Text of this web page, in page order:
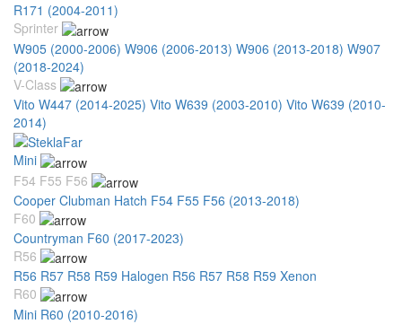
R171 (2004-2011)
Sprinter
W905 (2000-2006) W906 (2006-2013) W906 (2013-2018) W907
(2018-2024)
V-Class
Vito W447 (2014-2025) Vito W639 (2003-2010) Vito W639 (2010-
2014)
Mini
F54 F55 F56
Cooper Clubman Hatch F54 F55 F56 (2013-2018)
F60
Countryman F60 (2017-2023)
R56
R56 R57 R58 R59 Halogen R56 R57 R58 R59 Xenon
R60
Mini R60 (2010-2016)